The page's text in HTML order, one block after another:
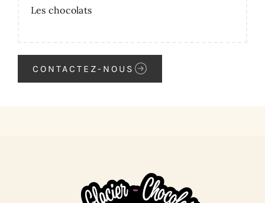
Les chocolats
CONTACTEZ-NOUS